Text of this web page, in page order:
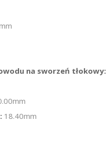
na sworzeń tłokowy:
18.40mm